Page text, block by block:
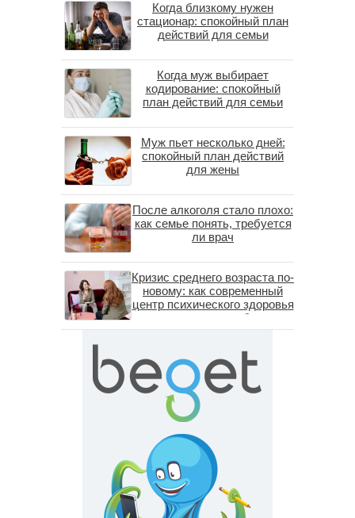
Когда близкому нужен
стационар: спокойный план
действий для семьи
Когда муж выбирает
кодирование: спокойный
план действий для семьи
Муж пьет несколько дней:
спокойный план действий
для жены
После алкоголя стало плохо:
как семье понять, требуется
ли врач
Кризис среднего возраста по-
новому: как современный
центр психического здоровья
помогает пересобрать
личность без таблеток